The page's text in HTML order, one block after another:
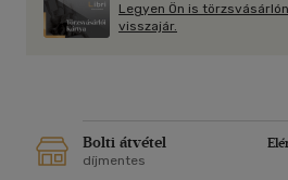
Legyen Ön is
visszajár.
Bolti átvétel
díjmentes